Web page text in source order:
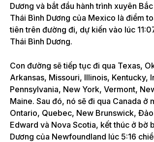
Dương và bắt đầu hành trình xuyên
Thái Bình Dương của Mexico là điểm
tiên trên đường đi, dự kiến ​​vào lúc
Thái Bình Dương.
Con đường sẽ tiếp tục đi qua Texas,
Arkansas, Missouri, Illinois, Kentucky,
Pennsylvania, New York, Vermont,
Maine. Sau đó, nó sẽ đi qua Canada ở
Ontario, Quebec, New Brunswick,
Edward và Nova Scotia, kết thúc ở bờ
Dương của Newfoundland lúc 5:16